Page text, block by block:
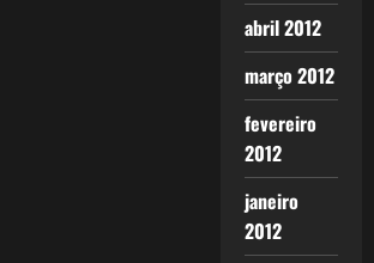
abril 2012
março 2012
fevereiro
2012
janeiro
2012